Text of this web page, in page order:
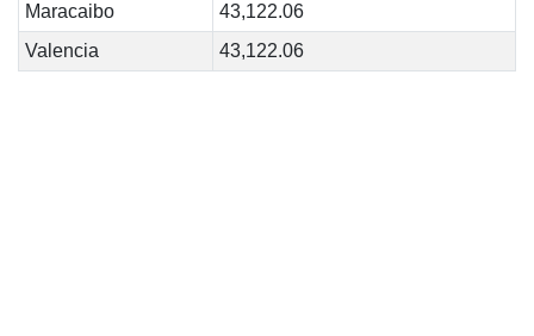
Maracaibo
43,122.06
Valencia
43,122.06